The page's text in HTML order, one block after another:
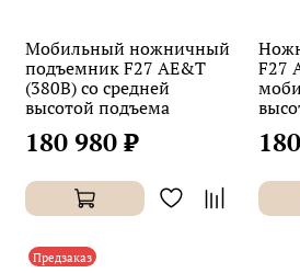
Мобильный ножничный
подъемник F27 AE&T
(380В) со средней
высотой подъема
180 980 ₽
F27
Предзаказ